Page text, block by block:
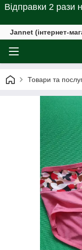
Відправки 2 рази
Jannet (інтернет-
Товари та